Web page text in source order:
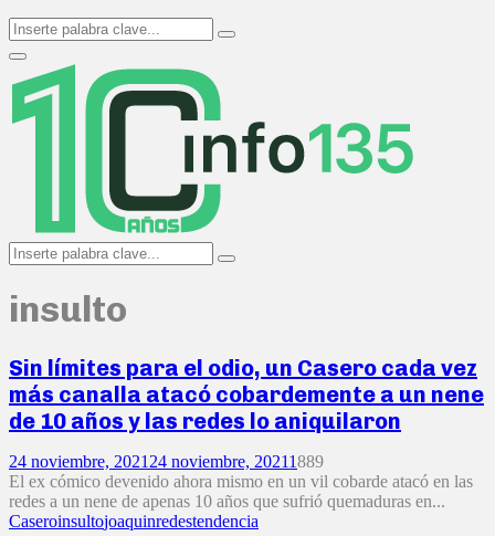
Search
for:
Search
Primary
Menu
Search
for:
Search
insulto
Sin límites para el odio, un Casero cada vez
más canalla atacó cobardemente a un nene
de 10 años y las redes lo aniquilaron
24 noviembre, 2021 24 noviembre, 20211889
El ex cómico devenido ahora mismo en un vil cobarde atacó en las
redes a un nene de apenas 10 años que sufrió quemaduras en...
Caseroinsultojoaquinredestendencia